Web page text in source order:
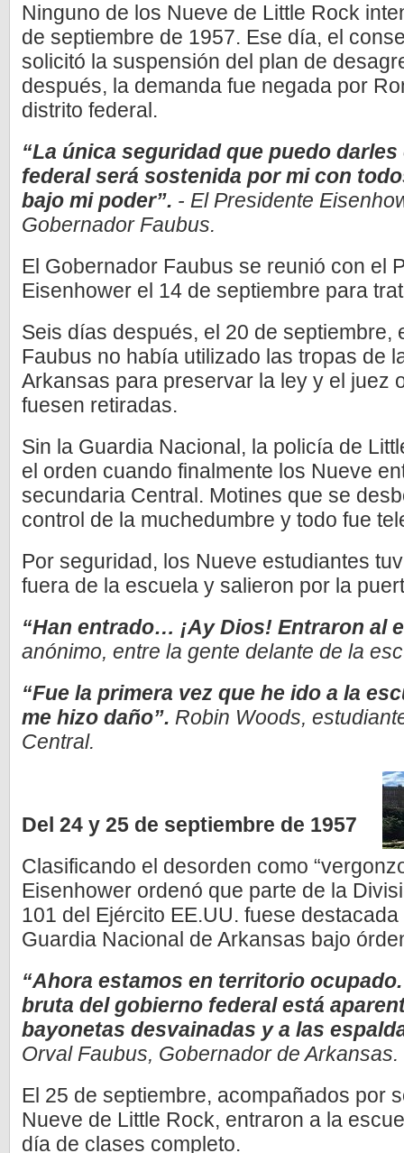
Ninguno de los Nueve de Little Rock
de septiembre de 1957. Ese día, el
solicitó la suspensión del plan de
después, la demanda fue negada por
distrito federal.
“La única seguridad que puedo
federal será sostenida por mi con
bajo mi poder”. ­- El Presidente
Gobernador Faubus.
El Gobernador Faubus se reunió con el
Eisenhower el 14 de septiembre para
Seis días después, el 20 de septiembre,
Faubus no había utilizado las tropas de
Arkansas para preservar la ley y el juez
fuesen retiradas.
Sin la Guardia Nacional, la policía de
el orden cuando finalmente los Nueve
secundaria Central. Motines que se
control de la muchedumbre y todo fue
Por seguridad, los Nueve estudiantes
fuera de la escuela y salieron por la
“Han entrado… ¡Ay Dios! Entraron al
anónimo, entre la gente delante de la
“Fue la primera vez que he ido a la
me hizo daño”. ­Robin Woods,
Central.
Del 24 y 25 de septiembre de 1957
Clasificando el desorden como
Eisenhower ordenó que parte de la
101 del Ejército EE.UU. fuese
Guardia Nacional de Arkansas bajo
“Ahora estamos en territorio
bruta del gobierno federal está
bayonetas desvainadas y a las
Orval Faubus, Gobernador de Arkansas.
El 25 de septiembre, acompañados por
Nueve de Little Rock, entraron a la
día de clases completo.